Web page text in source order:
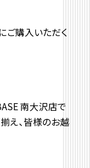
ご購入いただく
南大沢店で
え、皆様のお越